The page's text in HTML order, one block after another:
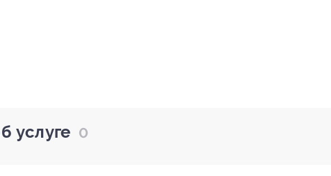
услуге 0